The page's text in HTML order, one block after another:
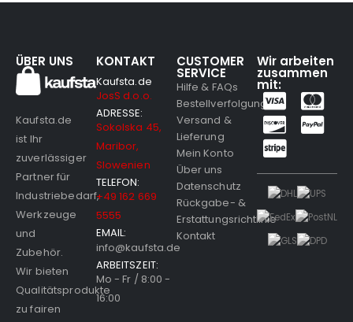
ÜBER UNS
zuverlässiger
Werkzeuge
Qualitätsprodukte
Kaufsta.de
JosS d.o.o.
ADRESSE:
Slowenien
TELEFON:
5555
EMAIL:
info@kaufsta.de
ARBEITSZEIT:
Mo - Fr / 8:00 -
CUSTOMER
SERVICE
Hilfe & FAQs
Bestellverfolgung
Versand &
Lieferung
Mein Konto
Über uns
Datenschutz
Rückgabe- &
Erstattungsrichtlinie
Kontakt
Wir arbeiten
zusammen
mit: